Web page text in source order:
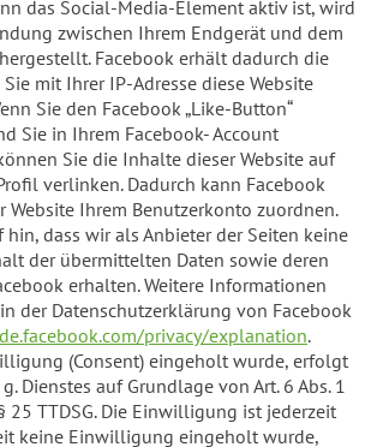
das Social-Media-Element aktiv ist, wird
zwischen Ihrem Endgerät und dem
Facebook erhält dadurch die
mit Ihrer IP-Adresse diese Website
Sie den Facebook „Like-Button“
Sie in Ihrem Facebook- Account
Sie die Inhalte dieser Website auf
verlinken. Dadurch kann Facebook
Website Ihrem Benutzerkonto zuordnen.
hin, dass wir als Anbieter der Seiten keine
der übermittelten Daten sowie deren
erhalten. Weitere Informationen
der Datenschutzerklärung von Facebook
privacy/explanation.
(Consent) eingeholt wurde, erfolgt
Dienstes auf Grundlage von Art. 6 Abs. 1
25 TTDSG. Die Einwilligung ist jederzeit
keine Einwilligung eingeholt wurde,